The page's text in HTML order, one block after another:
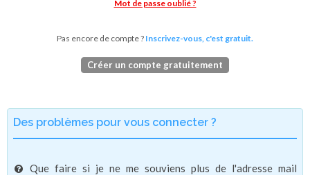
Mot de passe oublié ?
Pas encore de compte ? Inscrivez-vous, c'est gratuit.
Créer un compte gratuitement
Des problèmes pour vous connecter ?
Que faire si je ne me souviens plus de l'adresse mail